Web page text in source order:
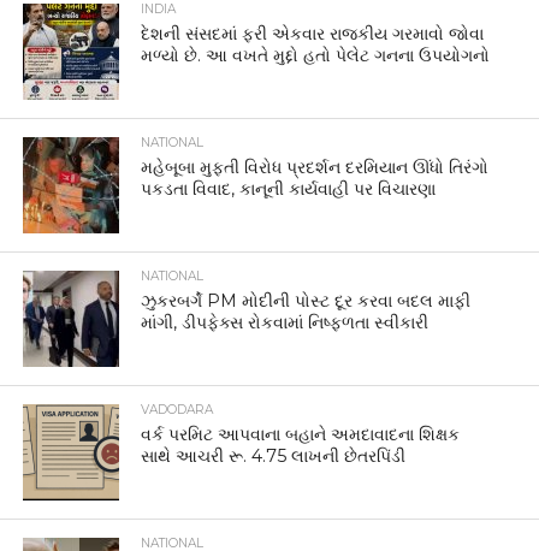
NATIONAL
ઝુકરબર્ગે PM મોદીની પોસ્ટ દૂર કરવા બદલ માફી
માંગી, ડીપફેક્સ રોકવામાં નિષ્ફળતા સ્વીકારી
VADODARA
વર્ક પરમિટ આપવાના બહાને અમદાવાદના શિક્ષક
સાથે આચરી રૂ. 4.75 લાખની છેતરપિંડી
NATIONAL
PM મોદીનો વીડિયો હટાવવા અંગે ઝુકરબર્ગને
અલ્ટીમેટમ: 3 દિવસમાં માફી નહીં માંગે તો..
WORLD
‘ગરમીથી બચવા કૂતરાનું માંસ ખાઓ’! ઉત્તર કોરિયામાં
હીટવેવ વચ્ચે કિમ જોંગ ઉનની અનોખી સલાહ
WORLD